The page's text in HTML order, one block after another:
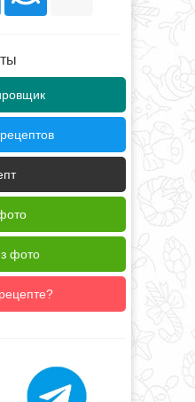
фото